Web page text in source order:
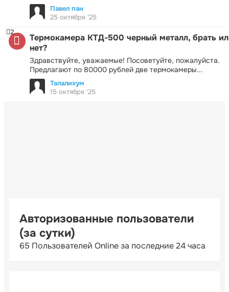
Павел пан
25 октября '25
Термокамера КТД-500 черный металл, брать
нет?
Здравствуйте, уважаемые! Посоветуйте, пожалуйста.
Предлагают по 80000 рублей две термокамеры...
2
Талалихум
15 октября '25
Авторизованные пользователи
(за сутки)
65 Пользователей Online за последние 24 часа